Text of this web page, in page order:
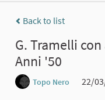
Back to list
G. Tramelli
Anni '50
Topo Nero
22/